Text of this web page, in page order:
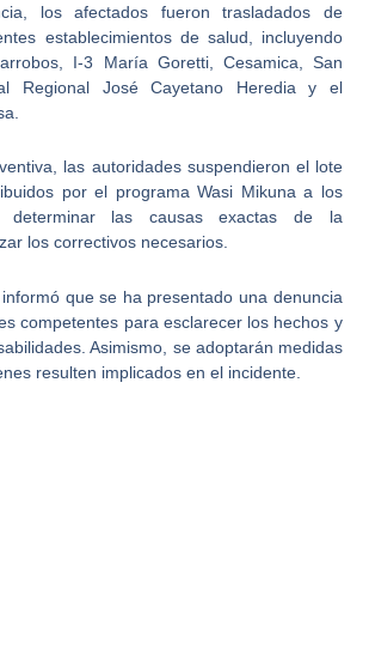
, los afectados fueron trasladados de
establecimientos de salud, incluyendo
I-3 María Goretti, Cesamica, San
Regional José Cayetano Heredia y el
las autoridades suspendieron el lote
por el programa Wasi Mikuna a los
determinar las causas exactas de la
los correctivos necesarios.
que se ha presentado una denuncia
competentes para esclarecer los hechos y
Asimismo, se adoptarán medidas
resulten implicados en el incidente.